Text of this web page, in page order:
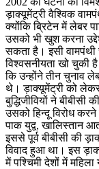
ड़ाक्यूमेंट्री वैश्विक
क्योंकि ब्रिटेन में लेबर
उसको भी खुश करना
सकता है। इसी वामपंथी
विश्वसनीयता खो चुकी
कि उन्होंने तीन चुनाव
थे। ड़ाक्यूमेंट्री को लेकर
बुद्धिजीवियों ने
उसको हिन्दू विरोध करने
पाक युद्व, खालिस्तान
इससे पूर्व बीबीसी की
विवाद हुआ था। इस
में पश्चिमी देशों में